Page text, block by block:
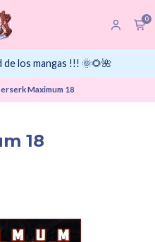
0
los mangas !!! 🌞🌻🌺
Maximum 18
18